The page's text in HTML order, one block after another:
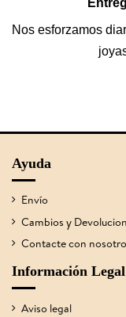
Nos esforzamos
Ayuda
Envío
Cambios y
Contacte con
Información Legal
Aviso legal